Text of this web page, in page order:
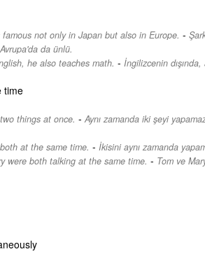
not only in Japan but also in Europe. -
da ünlü.
he also teaches math. - İngilizcenin
time
things at once. - Aynı zamanda iki şeyi
at the same time. - İkisini aynı zamanda
were both talking at the same time. - Tom ve